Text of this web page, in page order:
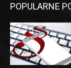
POPULARNE